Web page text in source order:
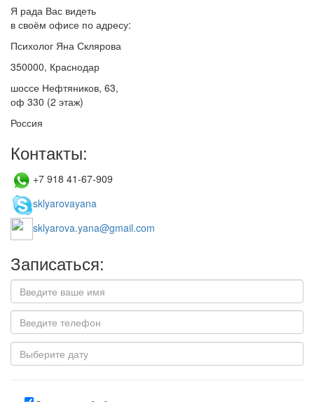
Я рада Вас видеть
в своём офисе по адресу:
Психолог Яна Склярова
350000, Краснодар
шоссе Нефтяников, 63,
оф 330 (2 этаж)
Россия
Контакты:
+7 918 41-67-909
sklyarovayana
sklyarova.yana@gmail.com
Записаться: